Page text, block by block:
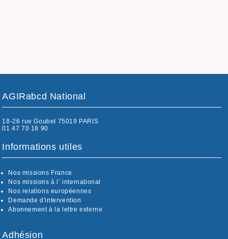
AGIRabcd National
18-26 rue Goubet 75019 PARIS
01 47 70 18 90
Informations utiles
Nos missions France
Nos missions à l’ international
Nos relations européennes
Demande d'intervention
Abonnement à la lettre externe
Adhésion